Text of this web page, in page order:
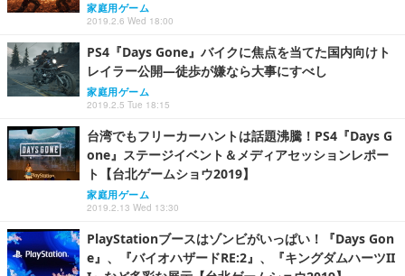
家庭用ゲーム
2019.2.6 Wed 18:00
PS4『Days Gone』バイクに焦点を当てた国内向けト
レイラー公開―徒歩が嫌なら大事にすべし
家庭用ゲーム
2019.2.5 Tue 18:15
台湾でもフリーカーハントは話題沸騰！PS4『Days G
one』ステージイベント＆メディアセッションレポー
ト【台北ゲームショウ2019】
家庭用ゲーム
2019.2.13 Wed 13:30
PlayStationブースはゾンビがいっぱい！『Days Gon
e』、『バイオハザードRE:2』、『キングダムハーツII